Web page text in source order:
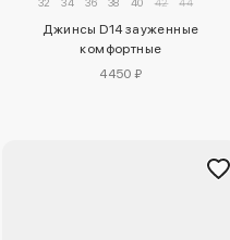
Джинсы D14 зауженные
комфортные
4450 ₽